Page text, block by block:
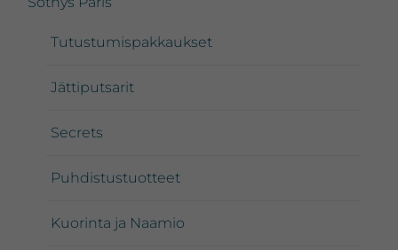
Tutustumispakkaukset
Jättiputsarit
Secrets
Puhdistustuotteet
Kuorinta ja Naamio